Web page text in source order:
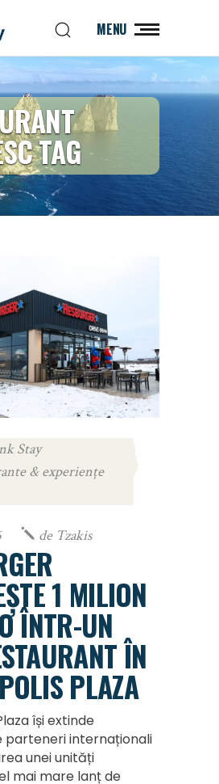
MENU
TAG
Stay
& experiențe
de Tzakis
1 MILION
ÎNTR-UN
ÎN
PLAZA
își extinde
parteneri internaționali
unei unități
mai mare lanț de